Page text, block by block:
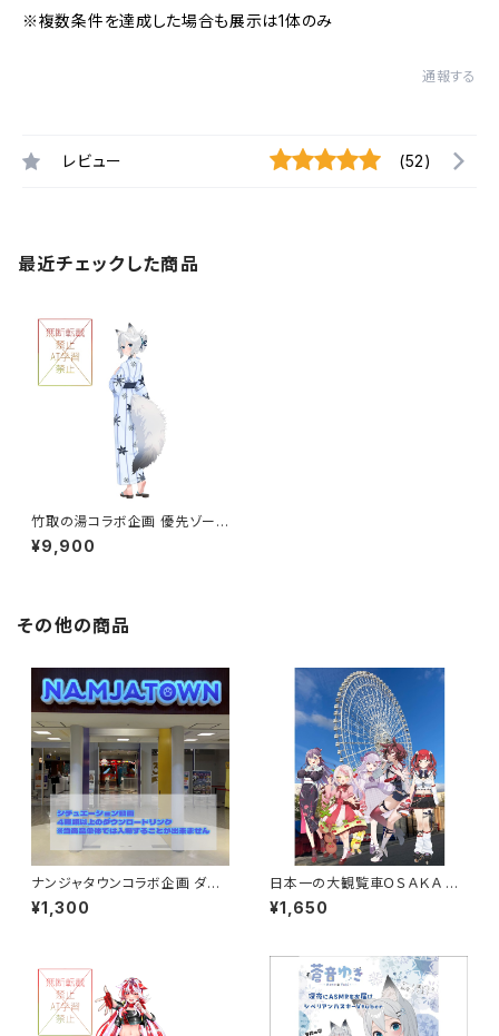
※複数条件を達成した場合も展示は1体のみ
通報する
レビュー (52)
最近チェックした商品
竹取の湯コラボ企画 優先ゾーン
入場券つき応援セット 9,900円
¥9,900
その他の商品
ナンジャタウンコラボ企画 ダウ
ンロード動画 グループA
¥1,300
日本一の大観覧車ＯＳＡＫＡ Ｗ
ＨＥＥＬ × Vtuberコラボ ダウン
ロード動画
¥1,650